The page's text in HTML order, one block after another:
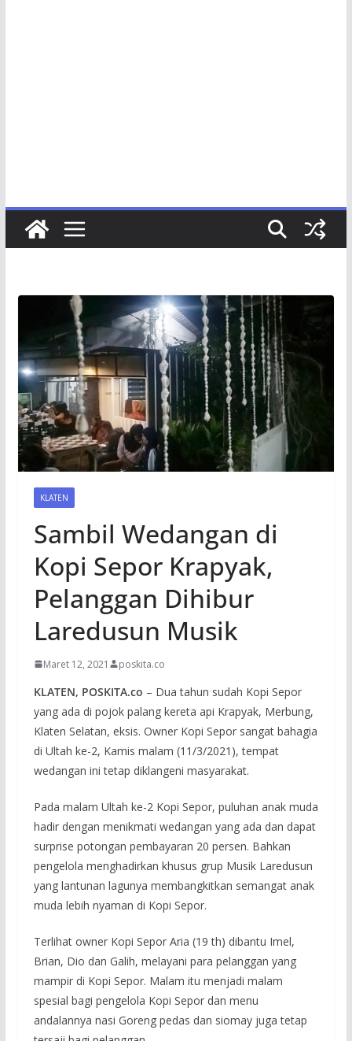
KLATEN
Sambil Wedangan di
Kopi Sepor Krapyak,
Pelanggan Dihibur
Laredusun Musik
Maret 12, 2021 poskita.co
KLATEN, POSKITA.co – Dua tahun sudah Kopi Sepor
yang ada di pojok palang kereta api Krapyak, Merbung,
Klaten Selatan, eksis. Owner Kopi Sepor sangat bahagia
di Ultah ke-2, Kamis malam (11/3/2021), tempat
wedangan ini tetap diklangeni masyarakat.
Pada malam Ultah ke-2 Kopi Sepor, puluhan anak muda
hadir dengan menikmati wedangan yang ada dan dapat
surprise potongan pembayaran 20 persen. Bahkan
pengelola menghadirkan khusus grup Musik Laredusun
yang lantunan lagunya membangkitkan semangat anak
muda lebih nyaman di Kopi Sepor.
Terlihat owner Kopi Sepor Aria (19 th) dibantu Imel,
Brian, Dio dan Galih, melayani para pelanggan yang
mampir di Kopi Sepor. Malam itu menjadi malam
spesial bagi pengelola Kopi Sepor dan menu
andalannya nasi Goreng pedas dan siomay juga tetap